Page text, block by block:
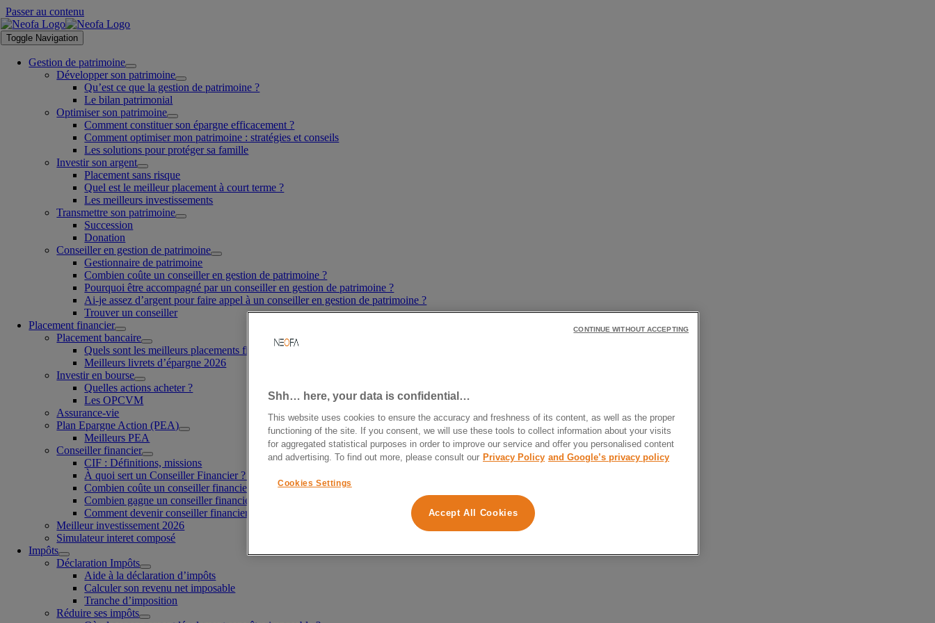
Passer au contenu
Toggle Navigation
Gestion de patrimoine
Développer son patrimoine
Qu’est ce que la gestion de patrimoine ?
Le bilan patrimonial
Optimiser son patrimoine
Comment constituer son épargne efficacement ?
Comment optimiser mon patrimoine : stratégies et conseils
Les solutions pour protéger sa famille
Investir son argent
Placement sans risque
Quel est le meilleur placement à court terme ?
Les meilleurs investissements
Transmettre son patrimoine
Succession
Donation
Conseiller en gestion de patrimoine
Gestionnaire de patrimoine
Combien coûte un conseiller en gestion de patrimoine ?
Pourquoi être accompagné par un conseiller en gestion de patrimoine ?
Ai-je assez d’argent pour faire appel à un conseiller en gestion de patrimoine ?
Trouver un conseiller
Placement financier
Placement bancaire
Quels sont les meilleurs placements financier à court terme ?
Meilleurs livrets d’épargne 2026
Investir en bourse
Quelles actions acheter ?
Les OPCVM
Assurance-vie
Plan Epargne Action (PEA)
Meilleurs PEA
Conseiller financier
CIF : Définitions, missions
À quoi sert un Conseiller Financier ?
Combien coûte un conseiller financier ?
Combien gagne un conseiller financier ?
Comment devenir conseiller financier ?
Meilleur investissement 2026
Simulateur interet composé
Impôts
Déclaration Impôts
Aide à la déclaration d’impôts
Calculer son revenu net imposable
Tranche d’imposition
Réduire ses impôts
Shh… here, your data is confidential…
This website uses cookies to ensure the accuracy and freshness of its content, as well as the proper
functioning of the site. If you consent, we will use these tools to collect information about your visits
for aggregated statistical purposes in order to improve our service and offer you personalised content
and advertising. To find out more, please consult our Privacy Policy and Google’s privacy policy
Cookies Settings
Accept All Cookies
CONTINUE WITHOUT ACCEPTING